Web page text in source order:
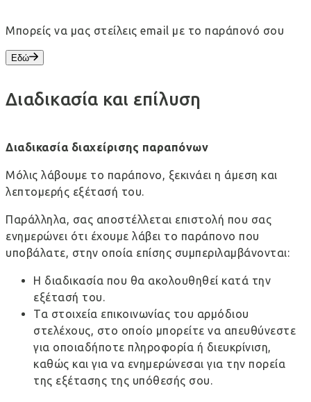
Μπορείς να μας στείλεις email με το παράπονό σου
Εδώ
Διαδικασία και επίλυση
Διαδικασία διαχείρισης παραπόνων
Μόλις λάβουμε το παράπονο, ξεκινάει η άμεση και
λεπτομερής εξέτασή του.
Παράλληλα, σας αποστέλλεται επιστολή που σας
ενημερώνει ότι έχουμε λάβει το παράπονο που
υποβάλατε, στην οποία επίσης συμπεριλαμβάνονται:
Η διαδικασία που θα ακολουθηθεί κατά την
εξέτασή του.
Τα στοιχεία επικοινωνίας του αρμόδιου
στελέχους, στο οποίο μπορείτε να απευθύνεστε
για οποιαδήποτε πληροφορία ή διευκρίνιση,
καθώς και για να ενημερώνεσαι για την πορεία
της εξέτασης της υπόθεσής σου.